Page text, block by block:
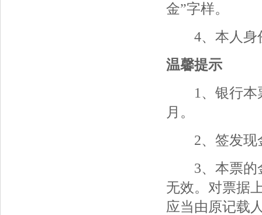
金”字样。
4、本人身
温馨提示
1、银行本票
月。
2、签发现金
3、本票的金
无效。对票据
应当由原记载